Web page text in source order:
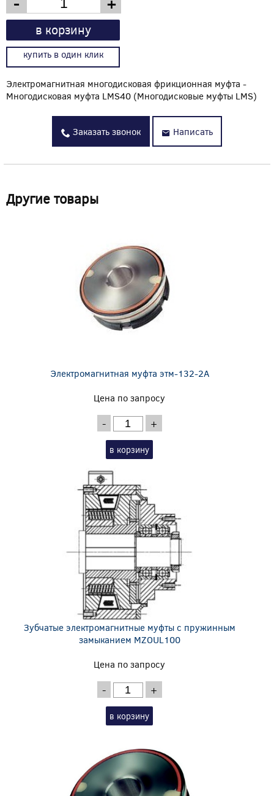
в корзину
купить в один клик
Электромагнитная многодисковая фрикционная муфта -
Многодисковая муфта LMS40 (Многодисковые муфты LMS)
Заказать звонок Написать
Другие товары
Электромагнитная муфта этм-132-2А
Цена по запросу
- +
в корзину
Зубчатые электромагнитные муфты с пружинным
замыканием MZOUL100
Цена по запросу
- +
в корзину